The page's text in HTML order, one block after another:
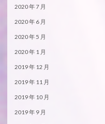
2020 年 7 月
2020 年 6 月
2020 年 5 月
2020 年 1 月
2019 年 12 月
2019 年 11 月
2019 年 10 月
2019 年 9 月